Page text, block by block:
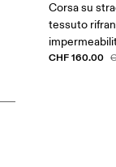
Corsa su
tessuto
CHF 160.00